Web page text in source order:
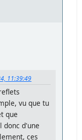
11:39:49
vu que tu
que
donc d'une
ces